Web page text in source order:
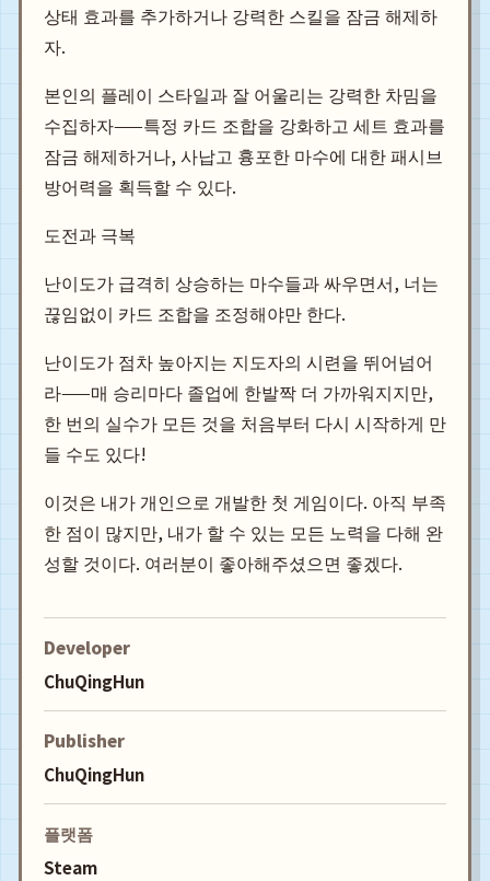
상태 효과를 추가하거나 강력한 스킬을 잠금 해제하
자.
본인의 플레이 스타일과 잘 어울리는 강력한 차밈을
수집하자——특정 카드 조합을 강화하고 세트 효과를
잠금 해제하거나, 사납고 흉포한 마수에 대한 패시브
방어력을 획득할 수 있다.
도전과 극복
난이도가 급격히 상승하는 마수들과 싸우면서, 너는
끊임없이 카드 조합을 조정해야만 한다.
난이도가 점차 높아지는 지도자의 시련을 뛰어넘어
라——매 승리마다 졸업에 한발짝 더 가까워지지만,
한 번의 실수가 모든 것을 처음부터 다시 시작하게 만
들 수도 있다!
이것은 내가 개인으로 개발한 첫 게임이다. 아직 부족
한 점이 많지만, 내가 할 수 있는 모든 노력을 다해 완
성할 것이다. 여러분이 좋아해주셨으면 좋겠다.
Developer
ChuQingHun
Publisher
ChuQingHun
플랫폼
Steam